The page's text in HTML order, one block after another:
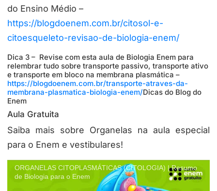
do Ensino Médio –
https://blogdoenem.com.br/citosol-e-
citoesqueleto-revisao-de-biologia-enem/
Dica 3 – Revise com esta aula de Biologia Enem para
relembrar tudo sobre transporte passivo, transporte ativo
e transporte em bloco na membrana plasmática –
https://blogdoenem.com.br/transporte-atraves-da-
membrana-plasmatica-biologia-enem/Dicas do Blog do
Enem
Aula Gratuita
Saiba mais sobre Organelas na aula especial
para o Enem e vestibulares!
ORGANELAS CITOPLASMÁTICAS (CITOLOGIA) | Resumo
de Biologia para o Enem